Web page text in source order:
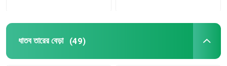
ধাতব তারের বেড়া (49)